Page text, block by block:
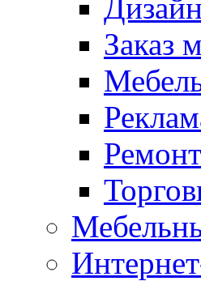
Заказ